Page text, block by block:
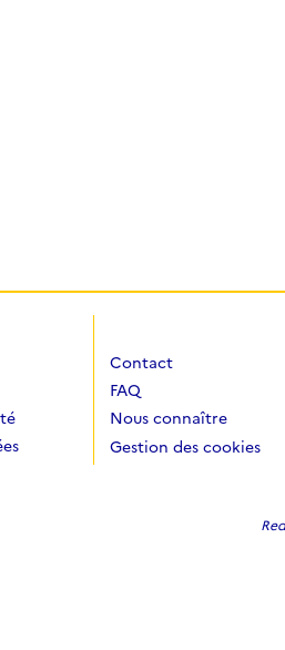
Contact
FAQ
Nous connaître
Gestion des cookies